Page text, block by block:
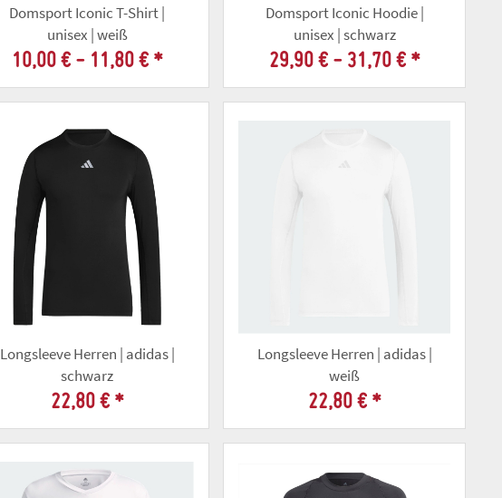
Domsport Iconic T-Shirt |
unisex | weiß
10,00 € - 11,80 € *
Domsport Iconic Hoodie |
unisex | schwarz
29,90 € - 31,70 € *
Longsleeve Herren | adidas |
schwarz
22,80 € *
Longsleeve Herren | adidas |
weiß
22,80 € *